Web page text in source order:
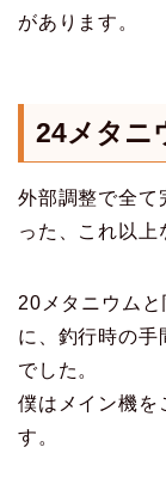
があります。
24メタニ
外部調整で全て
った、これ以上
20メタニウム
に、釣行時の手
でした。
僕はメイン機を
す。